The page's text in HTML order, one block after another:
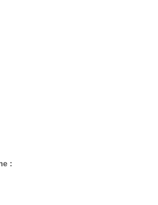
: